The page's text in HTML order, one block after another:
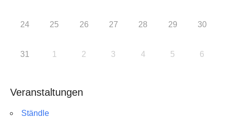
24 25 26 27 28 29 30
31 1 2 3 4 5 6
Veranstaltungen
Ständle